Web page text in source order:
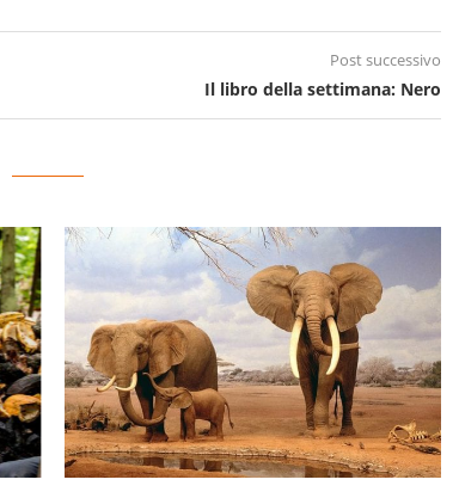
Post successivo
Il libro della settimana: Nero